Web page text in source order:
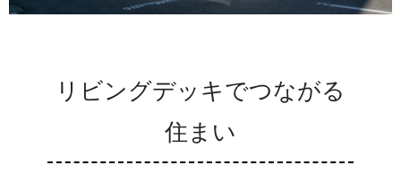
リビングデッキでつながる
住まい